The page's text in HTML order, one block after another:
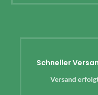
Schneller
Versand